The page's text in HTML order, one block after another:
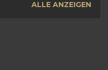
ALLE ANZEIGEN